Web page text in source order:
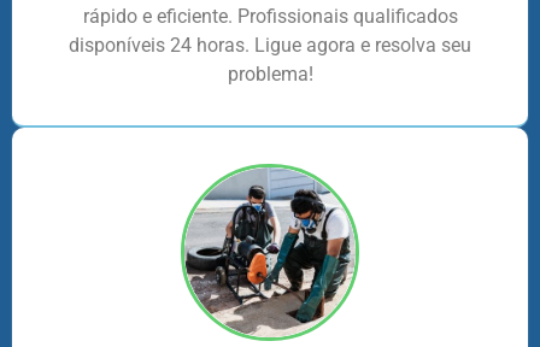
rápido e eficiente. Profissionais qualificados
disponíveis 24 horas. Ligue agora e resolva seu
problema!